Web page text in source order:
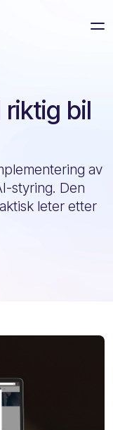
riktig bil
av
styring. Den
leter etter